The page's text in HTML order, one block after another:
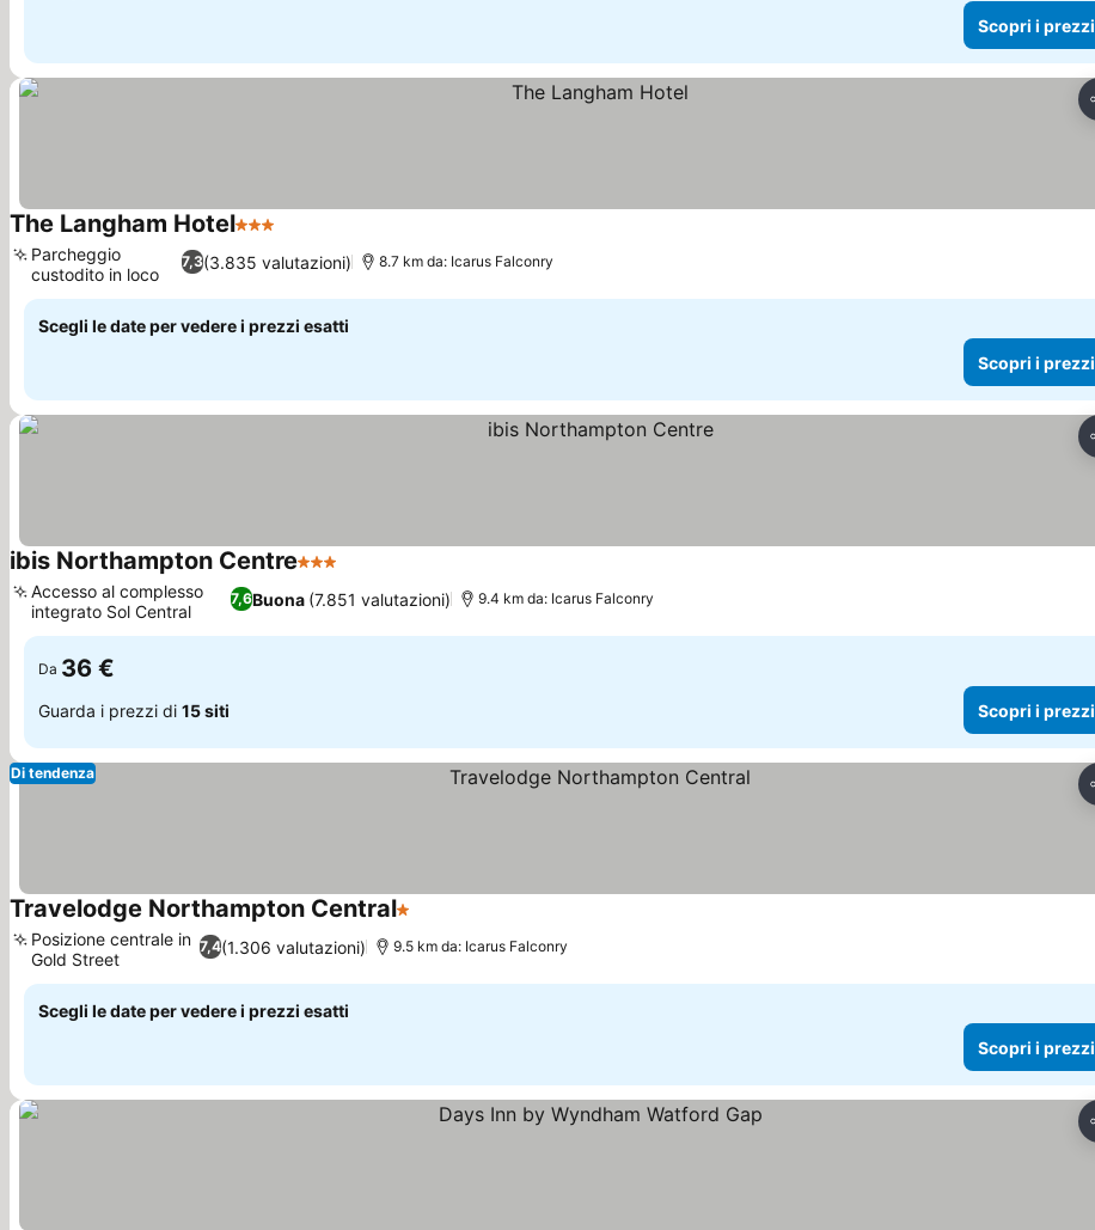
Scopri i prezzi
The Langham Hotel3 Stelle
7,3(3.835 valutazioni)
Parcheggio
custodito in loco
8.7 km da: Icarus Falconry
Scegli le date per vedere i prezzi esatti
Scopri i prezzi
ibis Northampton Centre3 Stelle
7,6Buona (7.851 valutazioni)
Accesso al complesso
integrato Sol Central
9.4 km da: Icarus Falconry
Da 36 €
Guarda i prezzi di 15 siti Scopri i prezzi
Di tendenza
Travelodge Northampton Central1 Stelle
7,4(1.306 valutazioni)
Posizione centrale in
Gold Street
9.5 km da: Icarus Falconry
Scegli le date per vedere i prezzi esatti
Scopri i prezzi